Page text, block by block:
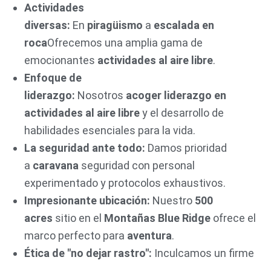
Actividades
diversas: En piragüismo a escalada en
rocaOfrecemos una amplia gama de
emocionantes actividades al aire libre.
Enfoque de
liderazgo: Nosotros acoger liderazgo en
actividades al aire librey el desarrollo de
habilidades esenciales para la vida.
La seguridad ante todo: Damos prioridad
a caravana seguridad con personal
experimentado y protocolos exhaustivos.
Impresionante ubicación: Nuestro 500
acres sitio en el Montañas Blue Ridge ofrece el
marco perfecto para aventura.
Ética de "no dejar rastro": Inculcamos un firme